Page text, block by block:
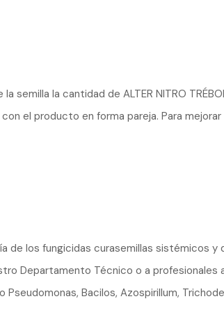
la cantidad de ALTER NITRO
el producto en forma pareja. Para
de los fungicidas curasemillas sistémicos
Departamento Técnico o a profesionales
Bacilos, Azospirillum,